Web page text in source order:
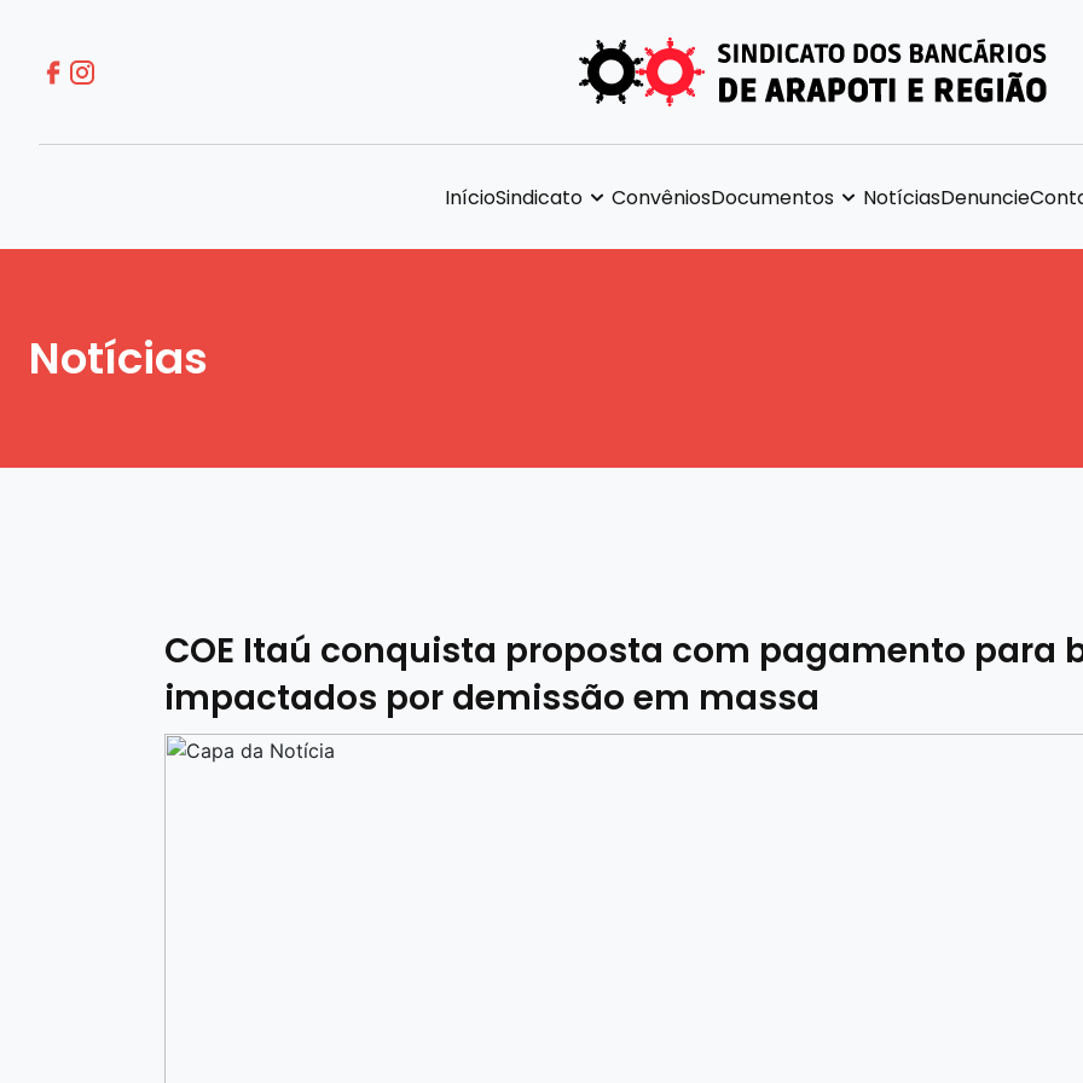
InícioSindicato ConvêniosDocumentos NotíciasDenuncie
Notícias
COE Itaú conquista proposta com pagamento para
impactados por demissão em massa